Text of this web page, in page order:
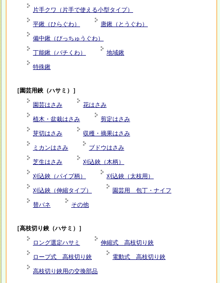
片手クワ（片手で使える小型タイプ）
平鍬（ひらぐわ） 唐鍬（とうぐわ）
備中鍬（びっちゅうぐわ）
丁能鍬（バチくわ） 地域鍬
特殊鍬
［園芸用鋏（ハサミ）］
園芸はさみ 花はさみ
植木・盆栽はさみ 剪定はさみ
芽切はさみ 収穫・摘果はさみ
ミカンはさみ ブドウはさみ
芝生はさみ 刈込鋏（木柄）
刈込鋏（パイプ柄） 刈込鋏（太枝用）
刈込鋏（伸縮タイプ） 園芸用 包丁・ナイフ
替バネ その他
［高枝切り鋏（ハサミ）］
ロング選定ハサミ 伸縮式 高枝切り鋏
ロープ式 高枝切り鋏 電動式 高枝切り鋏
高枝切り鋏用の交換部品